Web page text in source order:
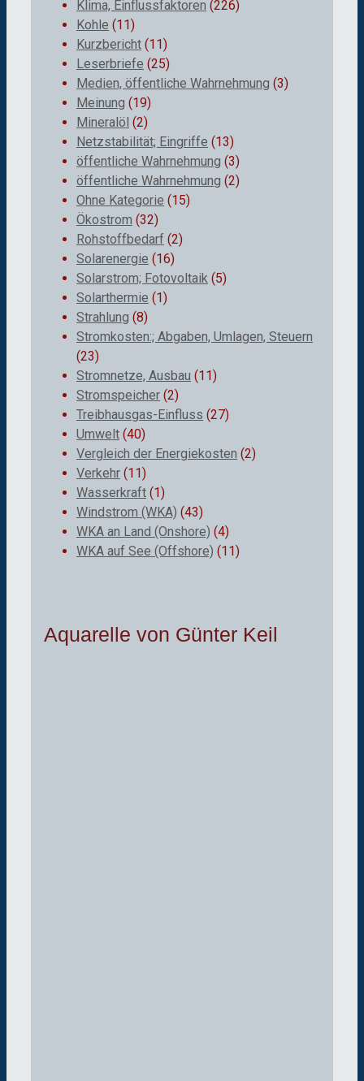
Klima, Einflussfaktoren (226)
Kohle (11)
Kurzbericht (11)
Leserbriefe (25)
Medien, öffentliche Wahrnehmung (3)
Meinung (19)
Mineralöl (2)
Netzstabilität; Eingriffe (13)
öffentliche Wahrnehmung (3)
öffentliche Wahrnehmung (2)
Ohne Kategorie (15)
Ökostrom (32)
Rohstoffbedarf (2)
Solarenergie (16)
Solarstrom; Fotovoltaik (5)
Solarthermie (1)
Strahlung (8)
Stromkosten:; Abgaben, Umlagen, Steuern
(23)
Stromnetze, Ausbau (11)
Stromspeicher (2)
Treibhausgas-Einfluss (27)
Umwelt (40)
Vergleich der Energiekosten (2)
Verkehr (11)
Wasserkraft (1)
Windstrom (WKA) (43)
WKA an Land (Onshore) (4)
WKA auf See (Offshore) (11)
Aquarelle von Günter Keil